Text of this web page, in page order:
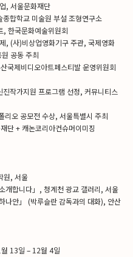
, 서울문화재단
합학교 미술원 부설 조형연구소
한국문화예술위원회
, (사)비상업영화기구 주관, 국제영화
공동 주최
국제비디오아트페스티발 운영위원회
작가지원 프로그램 선정, 커뮤니티스
오 공모전 수상, 서울특별시 주최
단 + 캐논코리아컨슈머이미징
원, 서울
개합니다」, 청계천 광교 갤러리, 서울
나안」 (박루슬란 감독과의 대화), 안산
13일 – 12월 4일